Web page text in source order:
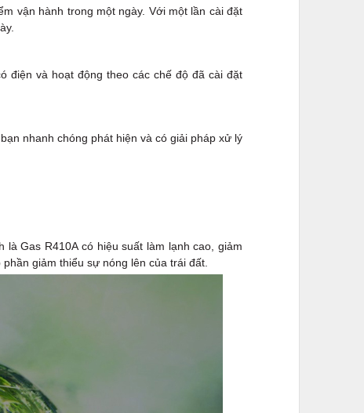
vận hành trong một ngày. Với một lần cài đặt
điện và hoạt động theo các chế độ đã cài đặt
nhanh chóng phát hiện và có giải pháp xử lý
Gas R410A có hiệu suất làm lạnh cao, giảm
giảm thiểu sự nóng lên của trái đất.